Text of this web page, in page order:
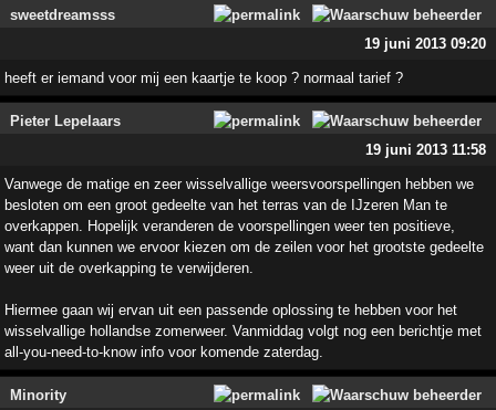
sweetdreamsss
19 juni 2013 09:20
heeft er iemand voor mij een kaartje te koop ? normaal tarief ?
Pieter Lepelaars
19 juni 2013 11:58
Vanwege de matige en zeer wisselvallige weersvoorspellingen hebben we
besloten om een groot gedeelte van het terras van de IJzeren Man te
overkappen. Hopelijk veranderen de voorspellingen weer ten positieve,
want dan kunnen we ervoor kiezen om de zeilen voor het grootste gedeelte
weer uit de overkapping te verwijderen.
Hiermee gaan wij ervan uit een passende oplossing te hebben voor het
wisselvallige hollandse zomerweer. Vanmiddag volgt nog een berichtje met
all-you-need-to-know info voor komende zaterdag.
Minority